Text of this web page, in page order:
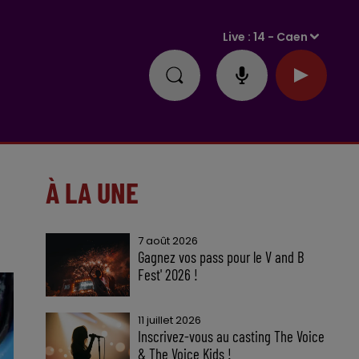
Live :14 - Caen
À LA UNE
7 août 2026
Gagnez vos pass pour le V and B
Fest' 2026 !
11 juillet 2026
Inscrivez-vous au casting The Voice
& The Voice Kids !